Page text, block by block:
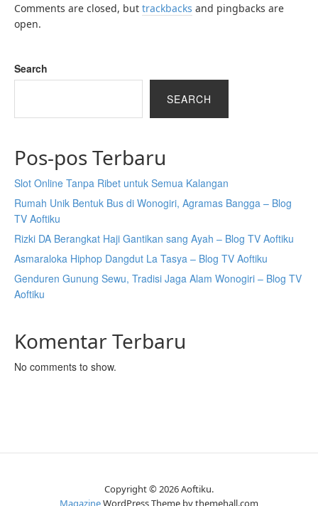
Comments are closed, but trackbacks and pingbacks are
open.
Search
SEARCH
Pos-pos Terbaru
Slot Online Tanpa Ribet untuk Semua Kalangan
Rumah Unik Bentuk Bus di Wonogiri, Agramas Bangga – Blog
TV Aoftiku
Rizki DA Berangkat Haji Gantikan sang Ayah – Blog TV Aoftiku
Asmaraloka Hiphop Dangdut La Tasya – Blog TV Aoftiku
Genduren Gunung Sewu, Tradisi Jaga Alam Wonogiri – Blog TV
Aoftiku
Komentar Terbaru
No comments to show.
Copyright © 2026 Aoftiku.
MagazineWordPress Theme by themehall.com